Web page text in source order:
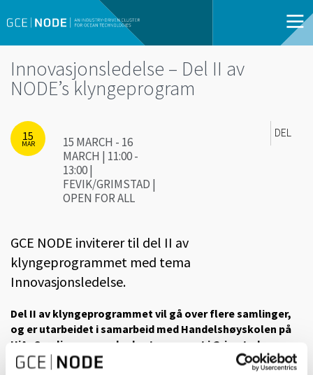
Innovasjonsledelse – Del II av
NODE’s klyngeprogram
15
MAR
15 MARCH - 16
MARCH | 11:00 -
13:00 |
FEVIK/GRIMSTAD |
OPEN FOR ALL
DEL
GCE NODE inviterer til del II av
klyngeprogrammet med tema
Innovasjonsledelse.
Del II av klyngeprogrammet vil gå over flere samlinger,
og er utarbeidet i samarbeid med Handelshøyskolen på
UiA. Samlingene er planlagt arrangert i Grimstad,
Tvedestrand, Mandal og Kristiansand